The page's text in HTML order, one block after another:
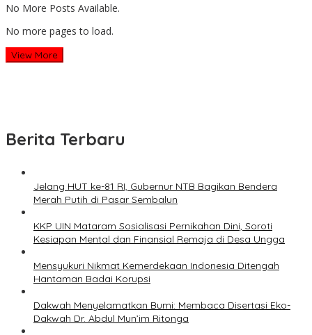
No More Posts Available.
No more pages to load.
View More
Berita Terbaru
Jelang HUT ke-81 RI, Gubernur NTB Bagikan Bendera
Merah Putih di Pasar Sembalun
KKP UIN Mataram Sosialisasi Pernikahan Dini, Soroti
Kesiapan Mental dan Finansial Remaja di Desa Ungga
Mensyukuri Nikmat Kemerdekaan Indonesia Ditengah
Hantaman Badai Korupsi
Dakwah Menyelamatkan Bumi: Membaca Disertasi Eko-
Dakwah Dr. Abdul Mun’im Ritonga